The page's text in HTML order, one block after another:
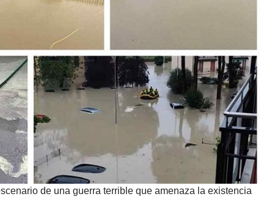
de una guerra terrible que amenaza la existencia